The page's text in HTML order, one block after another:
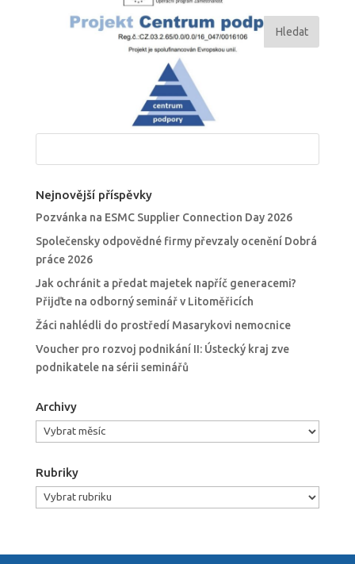
Nejnovější příspěvky
Pozvánka na ESMC Supplier Connection Day 2026
Společensky odpovědné firmy převzaly ocenění Dobrá
práce 2026
Jak ochránit a předat majetek napříč generacemi?
Přijďte na odborný seminář v Litoměřicích
Žáci nahlédli do prostředí Masarykovi nemocnice
Voucher pro rozvoj podnikání II: Ústecký kraj zve
podnikatele na sérii seminářů
Archivy
Archivy
Rubriky
Rubriky